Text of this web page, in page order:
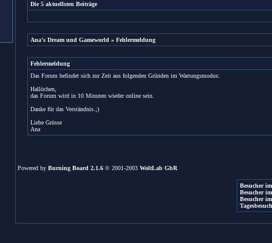
Die 5 aktuellsten Beiträge
Ana's Dream und Gameworld » Fehlermeldung
Fehlermeldung
Das Forum befindet sich zur Zeit aus folgenden Gründen im Wartungsmodus:
Hallöchen,
das Forum wird in 10 Minuten wieder online sein.
Danke für das Verständnis.;)
Liebe Grüsse
Ana
Powered by Burning Board 2.1.6© 2001-2003 WoltLab GbR
Besucher
Besucher
Besucher